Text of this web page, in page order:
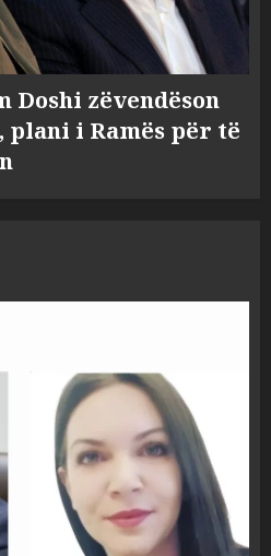
Doshi zëvendëson
plani i Ramës për të